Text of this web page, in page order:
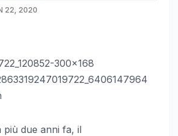
22, 2020
più due anni fa, il